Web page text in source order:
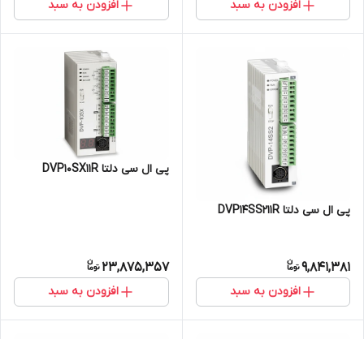
افزودن به سبد افزودن به سبد
پی ال سی دلتا DVP14SS211R
9,841,381
افزودن به سبد
پی ال سی دلتا DVP10SX11R
23,875,357
افزودن به سبد